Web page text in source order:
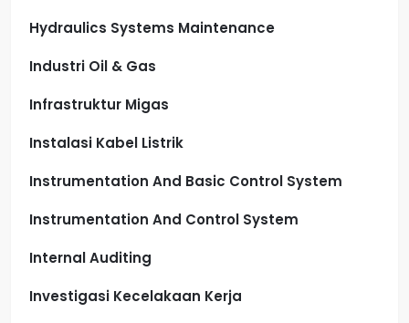
Hydraulics Systems Maintenance
Industri Oil & Gas
Infrastruktur Migas
Instalasi Kabel Listrik
Instrumentation And Basic Control System
Instrumentation And Control System
Internal Auditing
Investigasi Kecelakaan Kerja